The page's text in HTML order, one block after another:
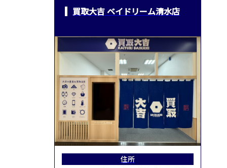
買取大吉 ベイドリーム清水店
住所